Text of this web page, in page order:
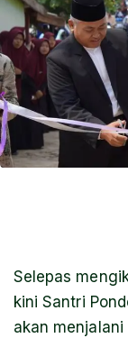
Selepas
kini Santri
akan menjalani